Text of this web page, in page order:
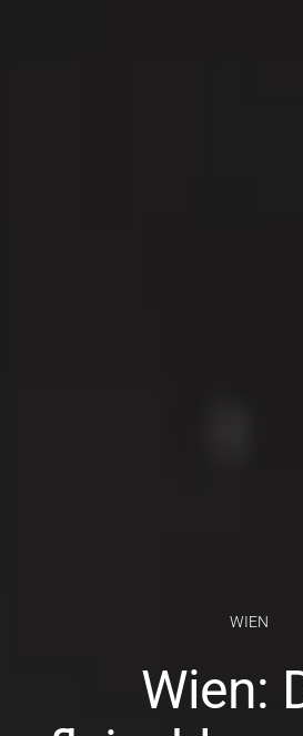
WIEN
Wien: